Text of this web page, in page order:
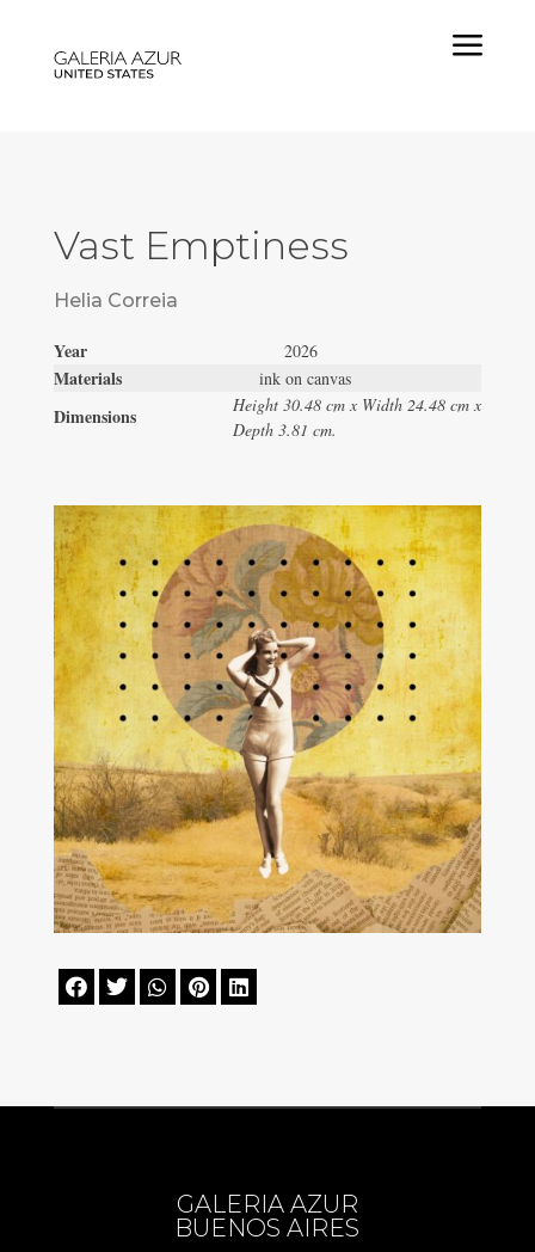
a
Vast Emptiness
Helia Correia
Year 2026
Materials ink on canvas
Dimensions
Height 30.48 cm x Width 24.48 cm x
Depth 3.81 cm.
    
GALERIA AZUR
BUENOS AIRES